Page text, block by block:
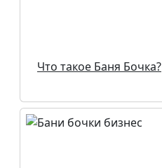
Что такое Баня Бочка?